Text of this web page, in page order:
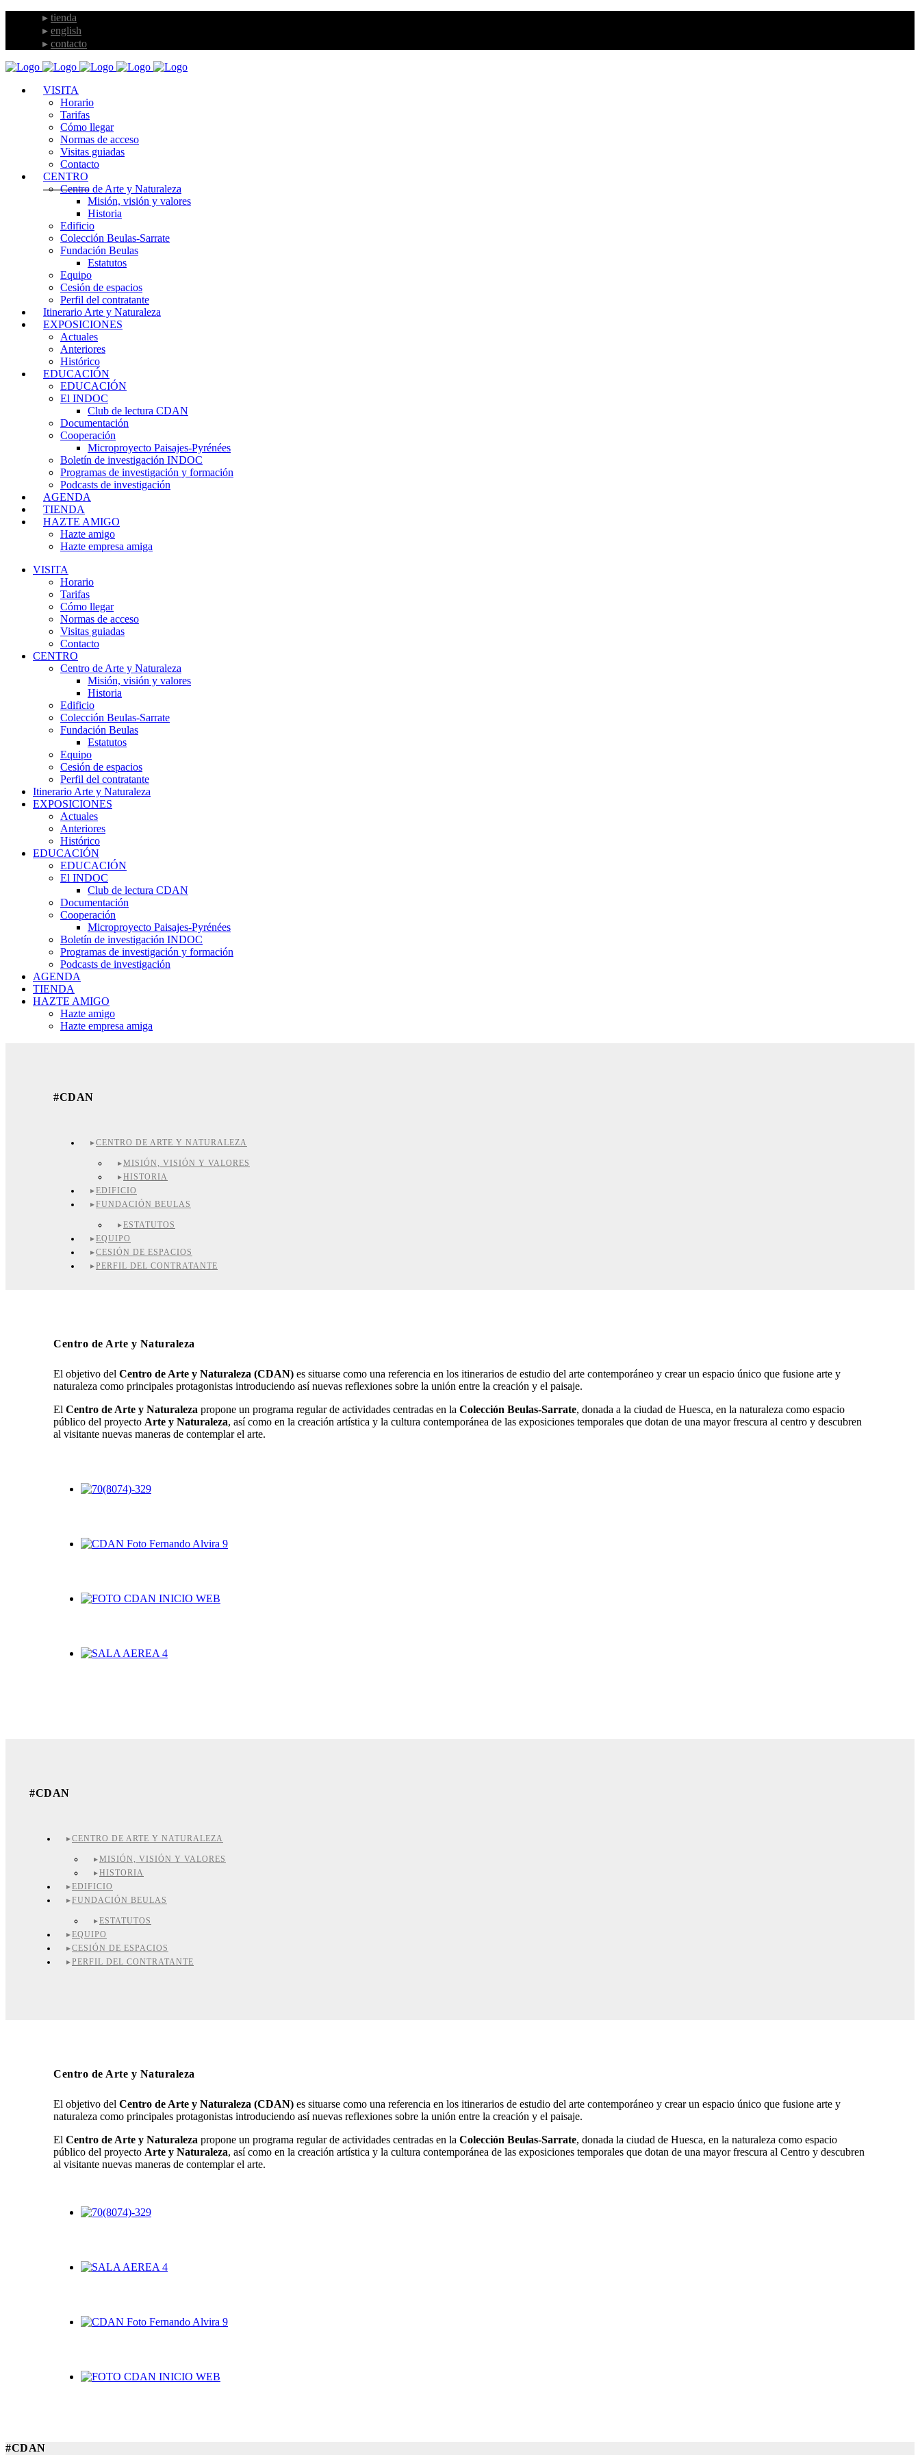
tienda
english
contacto
VISITA
Horario
Tarifas
Cómo llegar
Normas de acceso
Visitas guiadas
Contacto
CENTRO
Centro de Arte y Naturaleza
Misión, visión y valores
Historia
Edificio
Colección Beulas-Sarrate
Fundación Beulas
Estatutos
Equipo
Cesión de espacios
Perfil del contratante
Itinerario Arte y Naturaleza
EXPOSICIONES
Actuales
Anteriores
Histórico
EDUCACIÓN
EDUCACIÓN
El INDOC
Club de lectura CDAN
Documentación
Cooperación
Microproyecto Paisajes-Pyrénées
Boletín de investigación INDOC
Programas de investigación y formación
Podcasts de investigación
AGENDA
TIENDA
HAZTE AMIGO
Hazte amigo
Hazte empresa amiga
VISITA
Horario
Tarifas
Cómo llegar
Normas de acceso
Visitas guiadas
Contacto
CENTRO
Centro de Arte y Naturaleza
Misión, visión y valores
Historia
Edificio
Colección Beulas-Sarrate
Fundación Beulas
Estatutos
Equipo
Cesión de espacios
Perfil del contratante
Itinerario Arte y Naturaleza
EXPOSICIONES
Actuales
Anteriores
Histórico
EDUCACIÓN
EDUCACIÓN
El INDOC
Club de lectura CDAN
Documentación
Cooperación
Microproyecto Paisajes-Pyrénées
Boletín de investigación INDOC
Programas de investigación y formación
Podcasts de investigación
AGENDA
TIENDA
HAZTE AMIGO
Hazte amigo
Hazte empresa amiga
#CDAN
CENTRO DE ARTE Y NATURALEZA
MISIÓN, VISIÓN Y VALORES
HISTORIA
EDIFICIO
FUNDACIÓN BEULAS
ESTATUTOS
EQUIPO
CESIÓN DE ESPACIOS
PERFIL DEL CONTRATANTE
Centro de Arte y Naturaleza
El objetivo del Centro de Arte y Naturaleza (CDAN) es situarse como una referencia en los itinerarios de estudio del arte contemporáneo y crear un espacio único que fusione arte y
naturaleza como principales protagonistas introduciendo así nuevas reflexiones sobre la unión entre la creación y el paisaje.
El Centro de Arte y Naturaleza propone un programa regular de actividades centradas en la Colección Beulas-Sarrate, donada a la ciudad de Huesca, en la naturaleza como espacio
público del proyecto Arte y Naturaleza, así como en la creación artística y la cultura contemporánea de las exposiciones temporales que dotan de una mayor frescura al centro y descubren
al visitante nuevas maneras de contemplar el arte.
#CDAN
CENTRO DE ARTE Y NATURALEZA
MISIÓN, VISIÓN Y VALORES
HISTORIA
EDIFICIO
FUNDACIÓN BEULAS
ESTATUTOS
EQUIPO
CESIÓN DE ESPACIOS
PERFIL DEL CONTRATANTE
Centro de Arte y Naturaleza
El objetivo del Centro de Arte y Naturaleza (CDAN) es situarse como una referencia en los itinerarios de estudio del arte contemporáneo y crear un espacio único que fusione arte y
naturaleza como principales protagonistas introduciendo así nuevas reflexiones sobre la unión entre la creación y el paisaje.
El Centro de Arte y Naturaleza propone un programa regular de actividades centradas en la Colección Beulas-Sarrate, donada la ciudad de Huesca, en la naturaleza como espacio
público del proyecto Arte y Naturaleza, así como en la creación artística y la cultura contemporánea de las exposiciones temporales que dotan de una mayor frescura al Centro y descubren
al visitante nuevas maneras de contemplar el arte.
#CDAN